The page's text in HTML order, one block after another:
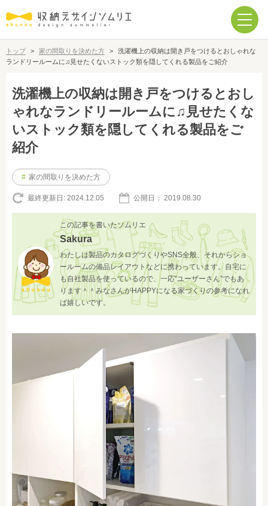
トップ > 家の間取りを決めた方 >
洗濯機上の収納は開き戸をつけるとおしゃれな
ランドリールームに♫見せたくないストック類を隠してくれる製品をご紹介
洗濯機上の収納は開き戸をつけるとおし
ゃれなランドリールームに♫見せたくな
いストック類を隠してくれる製品をご
紹介
# 家の間取りを決めた方
最終更新日: 2024.12.05 公開日： 2019.08.30
この記事を書いたソムリエ
Sakura
わたしは製品のカタログづくりやSNS全般、それからショ
ールームの備品レイアウトなどに携わっています。自宅に
も自社製品を使っているので、一応“ユーザーさん”でもあ
ります＾＾みなさんがHAPPYになる家づくりの参考になれ
ば嬉しいです。